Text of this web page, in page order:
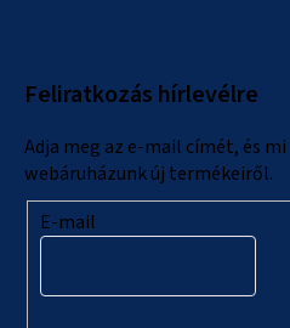
Feliratkozás hírlevélre
Adja meg az e-mail címét, és
webáruházunk új termékeiről.
E-mail